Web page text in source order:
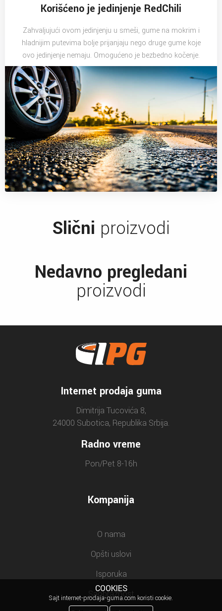
Korišćeno je jedinjenje RedChili
Zahvaljujući ovom jedinjenju u smeši, gume na mokrim i
hladnijim putevima bolje prijanjaju nego druge gume koje
ovo jedinjenje nemaju. Omogućeno je bezbedno kočenje.
Slični proizvodi
Nedavno pregledani
proizvodi
Internet prodaja guma
Dimitrija Tucovića 8,
24000 Subotica, Republika Srbija.
Radno vreme
Pon/Pet 8-16h
Kompanija
O nama
Opšti uslovi
Isporuka
Saobraznost
COOKIES
Sajt internet-prodaja-guma.com koristi cookie.